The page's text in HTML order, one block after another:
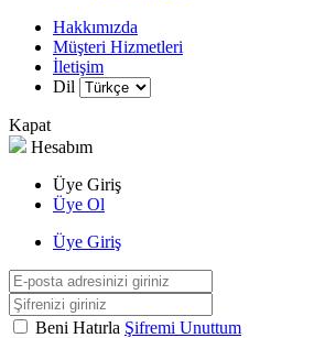
Hakkımızda
Müşteri Hizmetleri
İletişim
Dil
Kapat
Hesabım
Üye Giriş
Üye Ol
Üye Giriş
Beni Hatırla Şifremi Unuttum